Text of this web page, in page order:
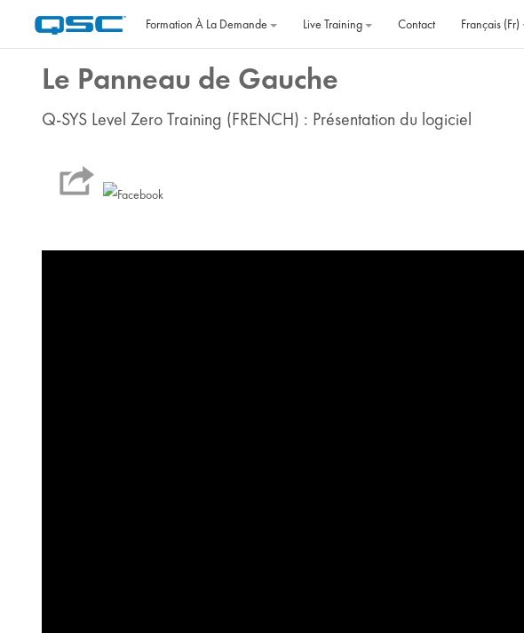
Formation À La Demande
Live Training Contact Français ‎(fr)‎
Le Panneau de Gauche
Q-SYS Level Zero Training (FRENCH) : Présentation du logiciel